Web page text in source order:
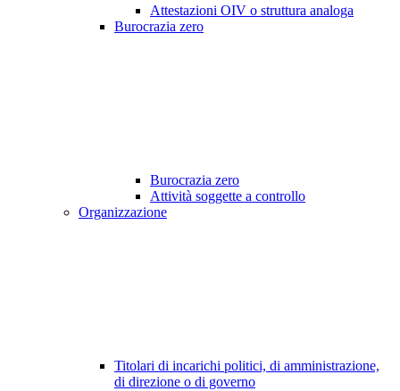
Attestazioni OIV o struttura analoga
Burocrazia zero
Burocrazia zero
Attività soggette a controllo
Organizzazione
Titolari di incarichi politici, di amministrazione,
di direzione o di governo